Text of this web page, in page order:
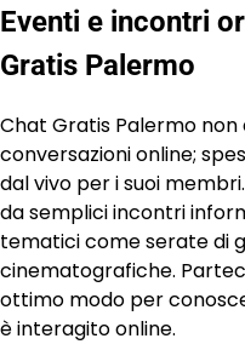
Eventi e incontri
Gratis Palermo
Chat Gratis Palermo
conversazioni online;
dal vivo per i suoi
da semplici incontri
tematici come serate di
cinematografiche.
ottimo modo per
è interagito online.